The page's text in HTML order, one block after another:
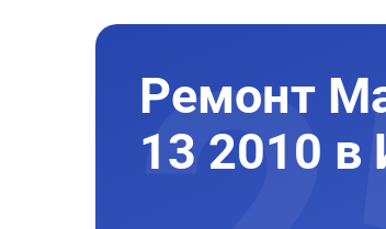
Ремонт
13 2010 в